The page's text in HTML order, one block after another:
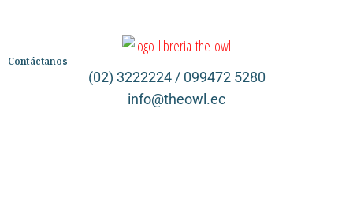
Contáctanos
(02) 3222224 / 099472 5280
info@theowl.ec